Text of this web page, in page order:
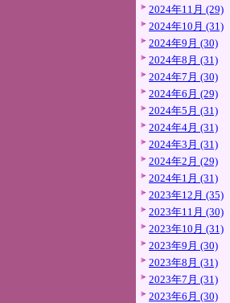
2024年11月 (29)
2024年10月 (31)
2024年9月 (30)
2024年8月 (31)
2024年7月 (30)
2024年6月 (29)
2024年5月 (31)
2024年4月 (31)
2024年3月 (31)
2024年2月 (29)
2024年1月 (31)
2023年12月 (35)
2023年11月 (30)
2023年10月 (31)
2023年9月 (30)
2023年8月 (31)
2023年7月 (31)
2023年6月 (30)